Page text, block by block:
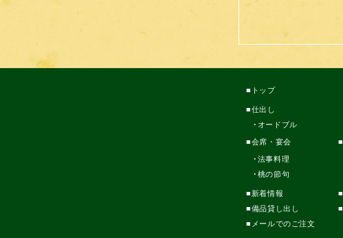
トップ
仕出し
オードブル
会席・宴会
法事料理
桃の節句
新着情報
備品貸し出し
メールでのご注文